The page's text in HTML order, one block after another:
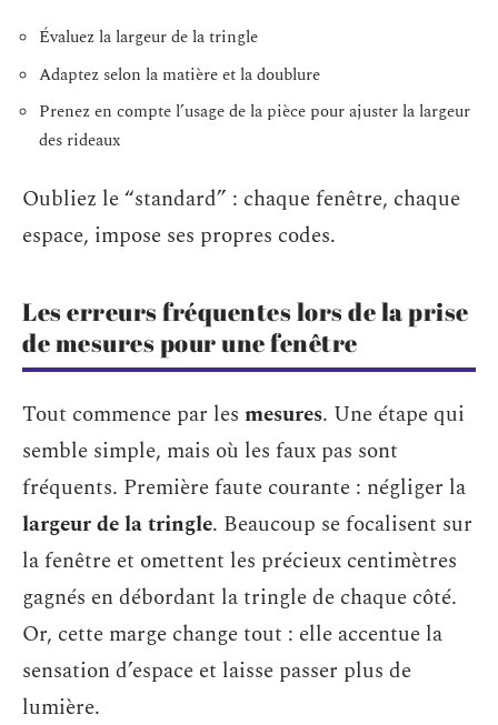
Évaluez la largeur de la tringle
Adaptez selon la matière et la doublure
Prenez en compte l’usage de la pièce pour ajuster la largeur
des rideaux
Oubliez le “standard” : chaque fenêtre, chaque
espace, impose ses propres codes.
Les erreurs fréquentes lors de la prise
de mesures pour une fenêtre
Tout commence par les mesures. Une étape qui
semble simple, mais où les faux pas sont
fréquents. Première faute courante : négliger la
largeur de la tringle. Beaucoup se focalisent sur
la fenêtre et omettent les précieux centimètres
gagnés en débordant la tringle de chaque côté.
Or, cette marge change tout : elle accentue la
sensation d’espace et laisse passer plus de
lumière.